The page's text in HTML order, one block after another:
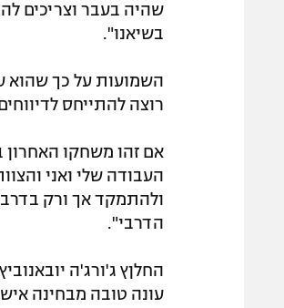
שהיה בעבר וצריכים
בשיאנו".
השמועות על כך שהוא
רוצה להתייחס
אם זהו משחקו האחרון
העבודה שלי ואני
ולהתמקד אך ורק
הדרבי".
החלןץ ג'ורג'ה
עונה טובה מבחינה